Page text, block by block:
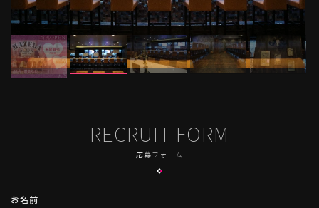
RECRUIT FORM
応募フォーム
お名前